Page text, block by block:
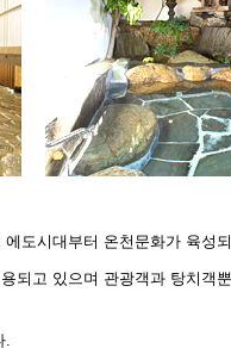
도시대부터 온천문화가 육성
되고 있으며 관광객과 탕치객
.